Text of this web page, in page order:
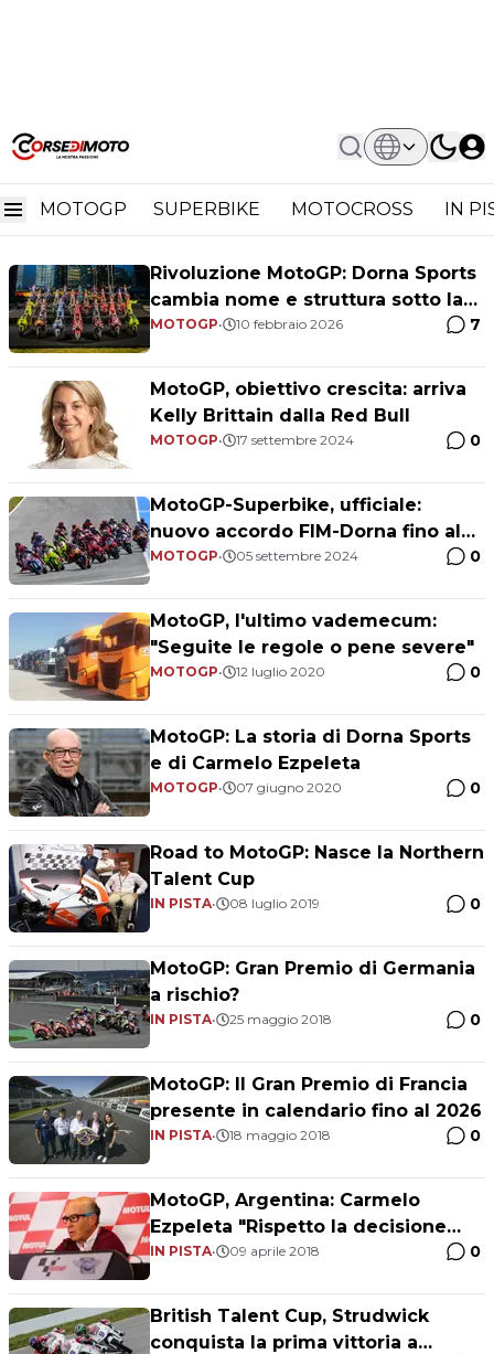
MOTOGP SUPERBIKE MOTOCROSS IN
Home Dorna Sports
Dorna Sports
Rivoluzione MotoGP: Dorna Sports
cambia nome e struttura sotto la
guida di Liberty Media
MOTOGP• 10 febbraio 2026 7
MotoGP, obiettivo crescita: arriva
Kelly Brittain dalla Red Bull
MOTOGP• 17 settembre 2024 0
MotoGP-Superbike, ufficiale:
nuovo accordo FIM-Dorna fino al
2060
MOTOGP• 05 settembre 2024 0
MotoGP, l'ultimo vademecum:
"Seguite le regole o pene severe"
MOTOGP• 12 luglio 2020 0
MotoGP: La storia di Dorna Sports
e di Carmelo Ezpeleta
MOTOGP• 07 giugno 2020 0
Road to MotoGP: Nasce la Northern
Talent Cup
IN PISTA• 08 luglio 2019 0
MotoGP: Gran Premio di Germania
a rischio?
IN PISTA• 25 maggio 2018 0
MotoGP: Il Gran Premio di Francia
presente in calendario fino al 2026
IN PISTA• 18 maggio 2018 0
MotoGP, Argentina: Carmelo
Ezpeleta "Rispetto la decisione
presa dai commissari, era quella
IN PISTA• 09 aprile 2018 0
British Talent Cup, Strudwick
conquista la prima vittoria a